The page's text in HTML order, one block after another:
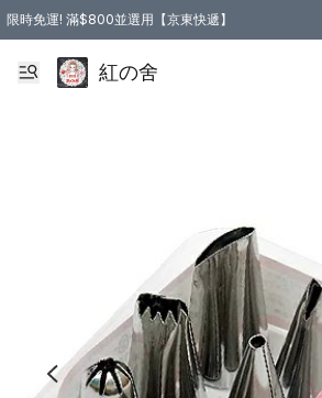
限時免運! 滿$800並選用【京東快遞】
紅の舍